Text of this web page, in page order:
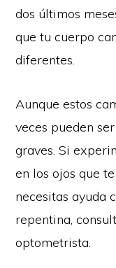
dos últimos
que tu cuerpo
diferentes.
Aunque estos
veces pueden
graves. Si
en los ojos que
necesitas ayuda
repentina,
optometrista.